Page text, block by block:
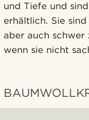
und Tiefe und
erhältlich. Sie
aber auch schwer
wenn sie nicht